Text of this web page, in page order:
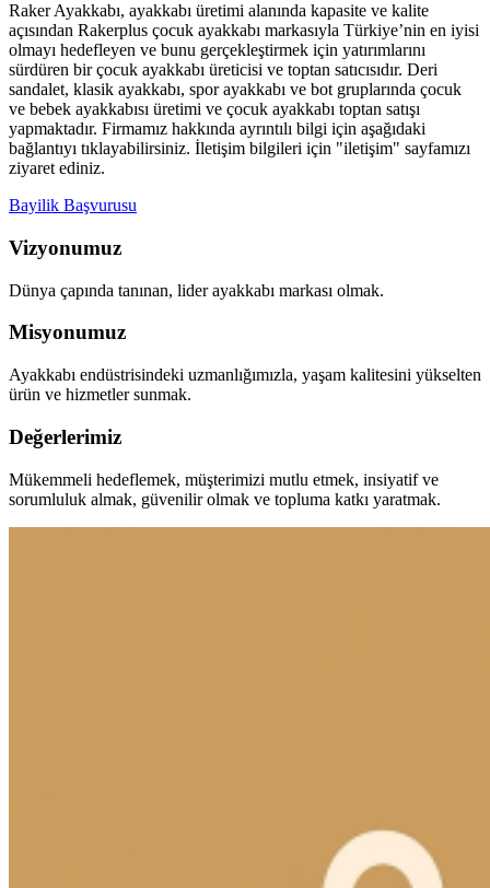
Raker Ayakkabı, ayakkabı üretimi alanında kapasite ve kalite
açısından Rakerplus çocuk ayakkabı markasıyla Türkiye’nin en iyisi
olmayı hedefleyen ve bunu gerçekleştirmek için yatırımlarını
sürdüren bir çocuk ayakkabı üreticisi ve toptan satıcısıdır. Deri
sandalet, klasik ayakkabı, spor ayakkabı ve bot gruplarında çocuk
ve bebek ayakkabısı üretimi ve çocuk ayakkabı toptan satışı
yapmaktadır. Firmamız hakkında ayrıntılı bilgi için aşağıdaki
bağlantıyı tıklayabilirsiniz. İletişim bilgileri için "iletişim" sayfamızı
ziyaret ediniz.
Bayilik Başvurusu
Vizyonumuz
Dünya çapında tanınan, lider ayakkabı markası olmak.
Misyonumuz
Ayakkabı endüstrisindeki uzmanlığımızla, yaşam kalitesini yükselten
ürün ve hizmetler sunmak.
Değerlerimiz
Mükemmeli hedeflemek, müşterimizi mutlu etmek, insiyatif ve
sorumluluk almak, güvenilir olmak ve topluma katkı yaratmak.